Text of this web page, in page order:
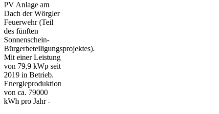
PV Anlage am
Dach der Wörgler
Feuerwehr (Teil
des fünften
Sonnenschein-
Bürgerbeteiligungsprojektes).
Mit einer Leistung
von 79,9 kWp seit
2019 in Betrieb.
Energieproduktion
von ca. 79000
kWh pro Jahr -